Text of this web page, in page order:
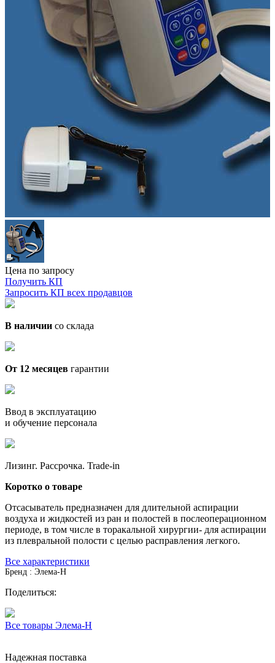
Цена по запросу
Получить КП
Запросить КП всех продавцов
В наличии со склада
От 12 месяцев гарантии
Ввод в эксплуатацию
и обучение персонала
Лизинг. Рассрочка. Trade-in
Коротко о товаре
Отсасыватель предназначен для длительной аспирации
воздуха и жидкостей из ран и полостей в послеоперационном
периоде, в том числе в торакальной хирургии- для аспирации
из плевральной полости с целью расправления легкого.
Все характеристики
Бренд : Элема-Н
Поделиться:
Все товары Элема-Н
Надежная поставка